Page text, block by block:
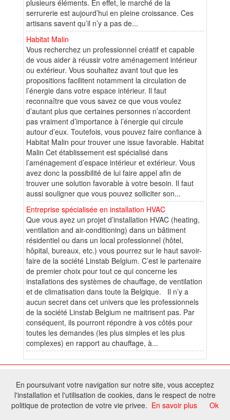
plusieurs éléments. En effet, le marché de la
serrurerie est aujourd’hui en pleine croissance. Ces
artisans savent qu’il n’y a pas de...
Habitat Malin
Vous recherchez un professionnel créatif et capable
de vous aider à réussir votre aménagement intérieur
ou extérieur. Vous souhaitez avant tout que les
propositions facilitent notamment la circulation de
l’énergie dans votre espace intérieur. Il faut
reconnaître que vous savez ce que vous voulez
d’autant plus que certaines personnes n’accordent
pas vraiment d’importance à l’énergie qui circule
autour d’eux. Toutefois, vous pouvez faire confiance à
Habitat Malin pour trouver une issue favorable. Habitat
Malin Cet établissement est spécialisé dans
l’aménagement d’espace intérieur et extérieur. Vous
avez donc la possibilité de lui faire appel afin de
trouver une solution favorable à votre besoin. Il faut
aussi souligner que vous pouvez solliciter son...
Entreprise spécialisée en installation HVAC
Que vous ayez un projet d’installation HVAC (heating,
ventilation and air-conditioning) dans un bâtiment
résidentiel ou dans un local professionnel (hôtel,
hôpital, bureaux, etc.) vous pourrez sur le haut savoir-
faire de la société Linstab Belgium. C’est le partenaire
de premier choix pour tout ce qui concerne les
installations des systèmes de chauffage, de ventilation
et de climatisation dans toute la Belgique. Il n’y a
aucun secret dans cet univers que les professionnels
de la société Linstab Belgium ne maitrisent pas. Par
conséquent, ils pourront répondre à vos côtés pour
toutes les demandes (les plus simples et les plus
complexes) en rapport au chauffage, à...
FontAwesome
Tous droits réservés - Toute reproduction du contenu de ce site, même
partielle, est interdite sans accord du propriétaire.
En poursuivant votre navigation sur notre site, vous acceptez
l'installation et l'utilisation de cookies, dans le respect de notre
politique de protection de votre vie privee. En savoir plus Ok